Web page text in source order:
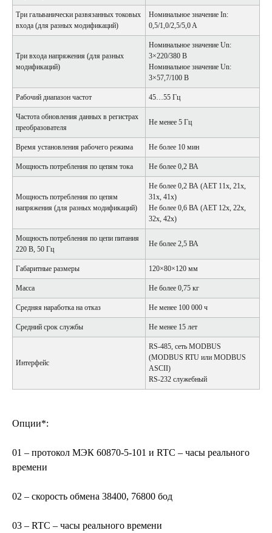
Три гальванически развязанных токовых
входа (для разных модификаций)
Номинальное значение In:
0,5/1,0/2,5/5,0 A
Три входа напряжения (для разных
модификаций)
Номинальное значение Un:
3×220/380 В
Номинальное значение Un:
3×57,7/100 В
Рабочий диапазон частот 45…55 Гц
Частота обновления данных в регистрах
преобразователя
Не менее 5 Гц
Время установления рабочего режима Не более 10 мин
Мощность потребления по цепям тока Не более 0,2 ВА
Мощность потребления по цепям
напряжения (для разных модификаций)
Не более 0,2 ВА (АЕТ 11х, 21х,
31х, 41х)
Не более 0,6 ВА (АЕТ 12х, 22х,
32х, 42х)
Мощность потребления по цепи питания
220 В, 50 Гц
Не более 2,5 ВА
Габаритные размеры 120×80×120 мм
Масса Не более 0,75 кг
Средняя наработка на отказ Не менее 100 000 ч
Средний срок службы Не менее 15 лет
Интерфейc
RS-485, сеть MODBUS
(MODBUS RTU или MODBUS
ASCII)
RS-232 служебный
Опции*:
01 – протокол МЭК 60870-5-101 и RTC – часы реального
времени
02 – скорость обмена 38400, 76800 бод
03 – RTC – часы реального времени